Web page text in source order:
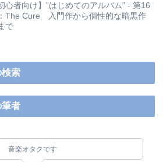
初心者向け】”はじめてのアルバム” - 第16
The Cure 入門作から個性的な暗黒作
で
検索
筆者
音楽オタクです